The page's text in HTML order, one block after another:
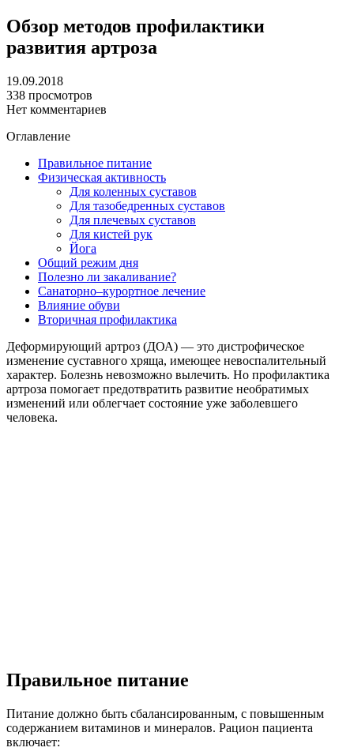
Обзор методов профилактики
развития артроза
19.09.2018
338 просмотров
Нет комментариев
Оглавление
Правильное питание
Физическая активность
Для коленных суставов
Для тазобедренных суставов
Для плечевых суставов
Для кистей рук
Йога
Общий режим дня
Полезно ли закаливание?
Санаторно–курортное лечение
Влияние обуви
Вторичная профилактика
Деформирующий артроз (ДОА) — это дистрофическое
изменение суставного хряща, имеющее невоспалительный
характер. Болезнь невозможно вылечить. Но профилактика
артроза помогает предотвратить развитие необратимых
изменений или облегчает состояние уже заболевшего
человека.
Правильное питание
Питание должно быть сбалансированным, с повышенным
содержанием витаминов и минералов. Рацион пациента
включает: